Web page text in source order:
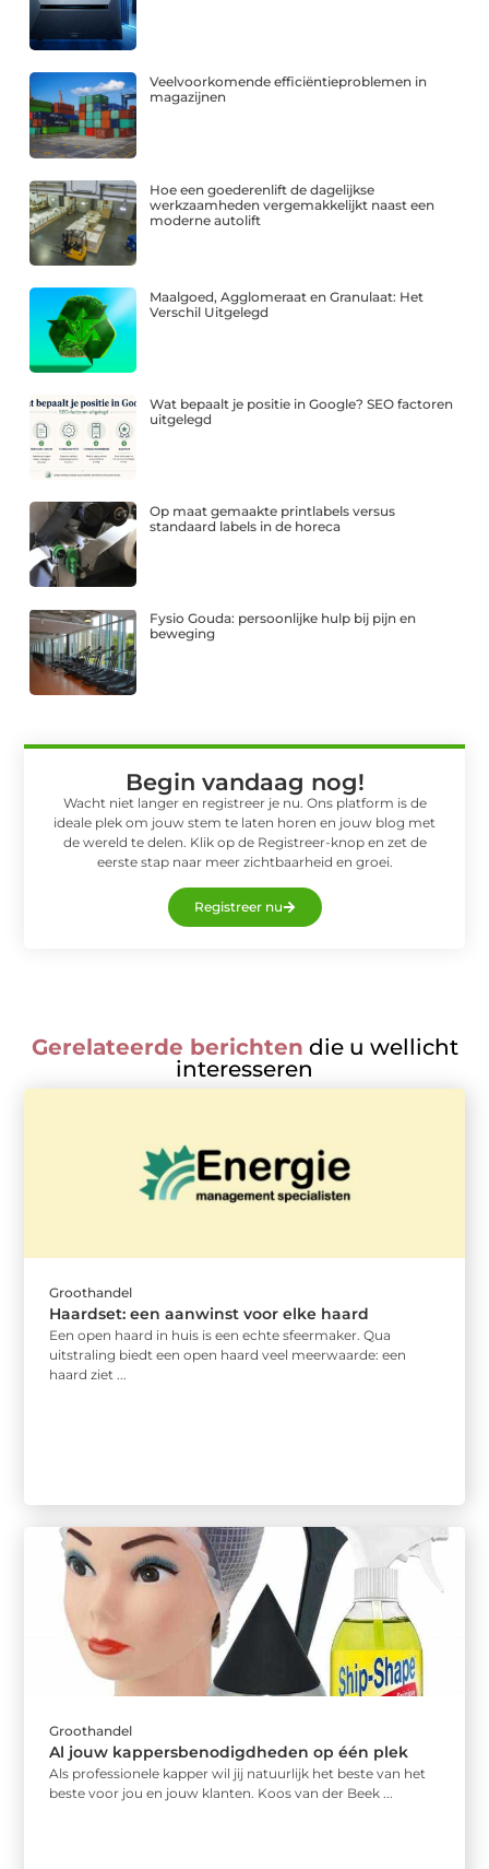
Veelvoorkomende efficiëntieproblemen in
magazijnen
Hoe een goederenlift de dagelijkse
werkzaamheden vergemakkelijkt naast een
moderne autolift
Maalgoed, Agglomeraat en Granulaat: Het
Verschil Uitgelegd
Wat bepaalt je positie in Google? SEO factoren
uitgelegd
Op maat gemaakte printlabels versus
standaard labels in de horeca
Fysio Gouda: persoonlijke hulp bij pijn en
beweging
Begin vandaag nog!
Wacht niet langer en registreer je nu. Ons platform is de
ideale plek om jouw stem te laten horen en jouw blog met
de wereld te delen. Klik op de Registreer-knop en zet de
eerste stap naar meer zichtbaarheid en groei.
Registreer nu
Gerelateerde berichten die u wellicht
interesseren
Groothandel
Haardset: een aanwinst voor elke haard
Een open haard in huis is een echte sfeermaker. Qua
uitstraling biedt een open haard veel meerwaarde: een
haard ziet ...
Groothandel
Al jouw kappersbenodigdheden op één plek
Als professionele kapper wil jij natuurlijk het beste van het
beste voor jou en jouw klanten. Koos van der Beek ...